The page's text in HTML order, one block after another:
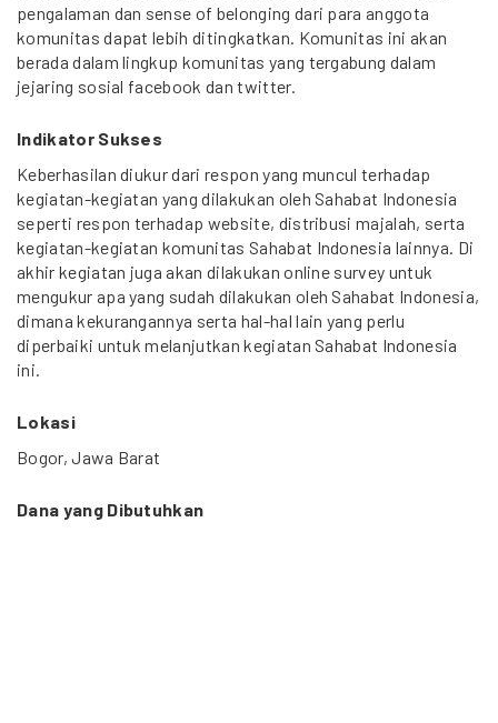
pengalaman dan sense of belonging dari para anggota
komunitas dapat lebih ditingkatkan. Komunitas ini akan
berada dalam lingkup komunitas yang tergabung dalam
jejaring sosial facebook dan twitter.
Indikator Sukses
Keberhasilan diukur dari respon yang muncul terhadap
kegiatan-kegiatan yang dilakukan oleh Sahabat Indonesia
seperti respon terhadap website, distribusi majalah, serta
kegiatan-kegiatan komunitas Sahabat Indonesia lainnya. Di
akhir kegiatan juga akan dilakukan online survey untuk
mengukur apa yang sudah dilakukan oleh Sahabat Indonesia,
dimana kekurangannya serta hal-hal lain yang perlu
diperbaiki untuk melanjutkan kegiatan Sahabat Indonesia
ini.
Lokasi
Bogor, Jawa Barat
Dana yang Dibutuhkan